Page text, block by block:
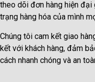
theo dõi đơn hàng hiện đại
trạng hàng hóa của mình
Chúng tôi cam kết giao
kết với khách hàng, đảm
cách nhanh chóng và an